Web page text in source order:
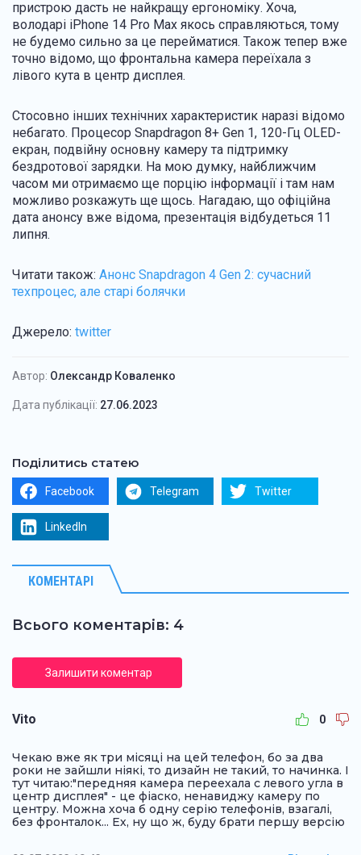
пристрою дасть не найкращу ергономіку. Хоча,
володарі iPhone 14 Pro Max якось справляються, тому
не будемо сильно за це перейматися. Також тепер вже
точно відомо, що фронтальна камера переїхала з
лівого кута в центр дисплея.
Стосовно інших технічних характеристик наразі відомо
небагато. Процесор Snapdragon 8+ Gen 1, 120-Гц OLED-
екран, подвійну основну камеру та підтримку
бездротової зарядки. На мою думку, найближчим
часом ми отримаємо ще порцію інформації і там нам
можливо розкажуть ще щось. Нагадаю, що офіційна
дата анонсу вже відома, презентація відбудеться 11
липня.
Читати також: Анонс Snapdragon 4 Gen 2: сучасний
техпроцес, але старі болячки
Джерело: twitter
Автор: Олександр Коваленко
Дата публікації: 27.06.2023
Поділитись статею
Facebook Telegram Twitter
LinkedIn
КОМЕНТАРІ
Всього коментарів: 4
Залишити коментар
Vito 0
Чекаю вже як три місяці на цей телефон, бо за два
роки не зайшли ніякі, то дизайн не такий, то начинка. І
тут читаю:"передняя камера переехала с левого угла в
центр дисплея" - це фіаско, ненавиджу камеру по
центру. Можна хоча б одну серію телефонів, взагалі,
без фронталок... Ех, ну що ж, буду брати першу версію